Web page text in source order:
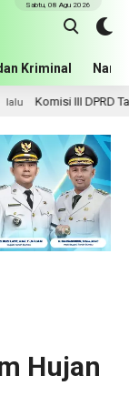
Kriminal
Sabtu, 08 Agu 2026
Komisi III DPRD
Hujan